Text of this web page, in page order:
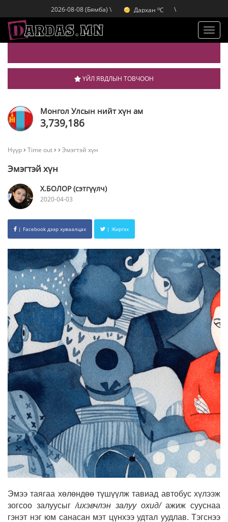
2026-08-08 (Бямба) \ Дархан oC
Эрдэнэт C
\
ҮЙЛ ЯВДЛЫН ТОВЧООН
Монгол Улсын нийт хүн ам
3,739,186
Нүүр Time out Эмэгтэй хүн
Эмэгтэй хүн
Х.БОЛОР (сэтгүүлч)
2020-04-03
| Facebook дээр хуваалцах | Жиргэх
Эмээ таягаа хөлөндөө түшүүлж тавиад автобус хүлээж
зогсоо залуусыг/ихэвчлэн залуу охид/ажиж сууснаа
гэнэт нэг юм санасан мэт цүнхээ удтал уудлав. Тэгснээ